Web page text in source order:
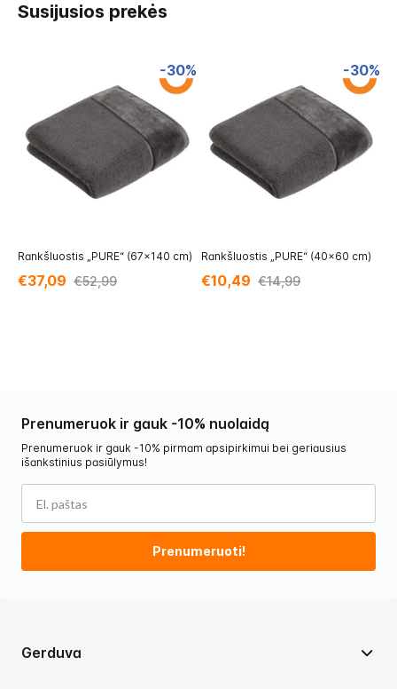
Susijusios prekės
-30%
Rankšluostis „PURE“ (67x140 cm)
€37,09 €52,99
-30%
Rankšluostis „PURE“ (40x60 cm)
€10,49 €14,99
Gerduva
Prenumeruok ir gauk -10% nuolaidą
Prenumeruok ir gauk -10% pirmam apsipirkimui bei geriausius
išankstinius pasiūlymus!
Prenumeruoti!